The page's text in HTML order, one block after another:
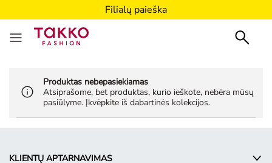
Filialų paieška
Produktas nebepasiekiamas
Atsiprašome, bet produktas, kurio ieškote, nebėra mūsų
pasiūlyme. Įkvėpkite iš dabartinės kolekcijos.
KLIENTŲ APTARNAVIMAS